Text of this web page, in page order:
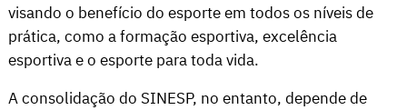
visando o benefício do esporte em todos os níveis de
prática, como a formação esportiva, excelência
esportiva e o esporte para toda vida.
A consolidação do SINESP, no entanto, depende de